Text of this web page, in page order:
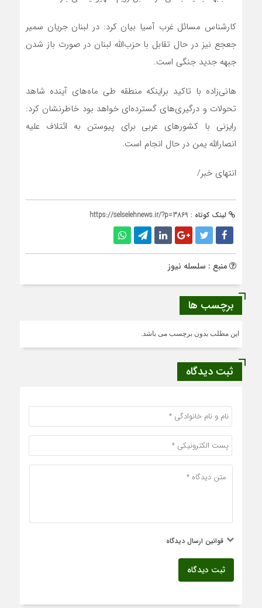
کارشناس مسائل غرب آسیا بیان کرد: در لبنان جریان سمیر
جعجع نیز در حال تقابل با حزب‌الله لبنان در صورت باز شدن
جبهه جدید جنگی است.
هانی‌زاده با تاکید براینکه منطقه طی ماه‌های آینده شاهد
تحولات و درگیری‌های گسترده‌ای خواهد بود خاطرنشان کرد:
رایزنی با کشورهای عربی برای پیوستن به ائتلاف علیه
انصارالله یمن در حال انجام است.
انتهای خبر/
لینک کوتاه : https://selselehnews.ir/?p=3869
منبع : سلسله نیوز
برچسب ها
این مطلب بدون برچسب می باشد.
ثبت دیدگاه
قوانین ارسال دیدگاه
ثبت دیدگاه